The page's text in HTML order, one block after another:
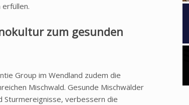
zum gesunden
Group im Wendland zudem die
Mischwald. Gesunde Mischwälder
Sturmereignisse, verbessern die